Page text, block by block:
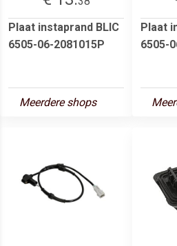
Plaat instaprand BLIC
6505-06-2081015P
Meerdere shops
Plaat
6505-